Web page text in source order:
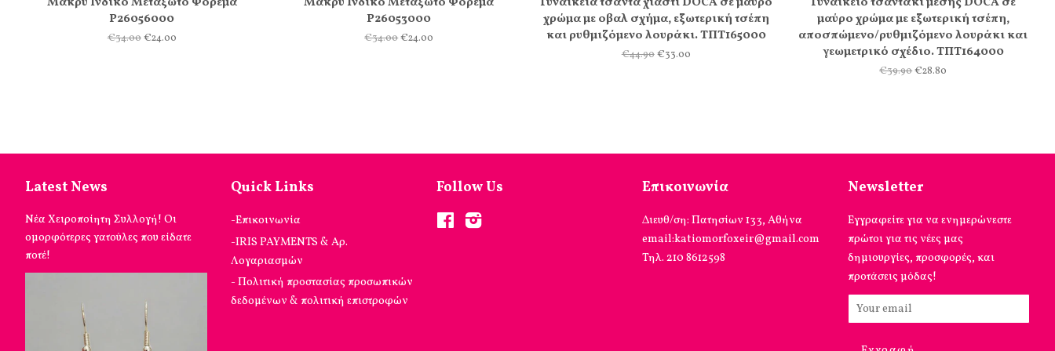
Ρ26056000
€34.00€24.00
Ρ26053000
€34.00€24.00
χρώμα με οβαλ σχήμα, εξωτερική τσέπη
και ρυθμιζόμενο λουράκι. ΤΠΤ165000
€44.90€33.00
μαύρο χρώμα με εξωτερική τσέπη,
αποσπώμενο/ρυθμιζόμενο λουράκι και
γεωμετρικό σχέδιο. ΤΠΤ164000
€39.90€28.80
Latest News
Νέα Χειροποίητη Συλλογή! Οι
ομορφότερες γατούλες που είδατε
ποτέ!
Quick Links
-Επικοινωνία
-IRIS PAYMENTS & Αρ.
Λογαριασμών
- Πολιτική προστασίας προσωπικών
δεδομένων & πολιτική επιστροφών
Follow Us
Facebook
Επικοινωνία
Διευθ/ση: Πατησίων 133, Αθήνα
email:katiomorfoxeir@gmail.com
Τηλ. 210 8612598
Newsletter
Εγγραφείτε για να ενημερώνεστε
πρώτοι για τις νέες μας
δημιουργίες, προσφορές, και
προτάσεις μόδας!